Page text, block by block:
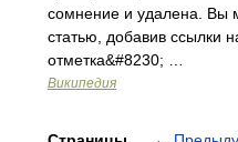
сомнение и удалена. Вы
статью, добавив ссылки
отметка&#8230; …
Википедия